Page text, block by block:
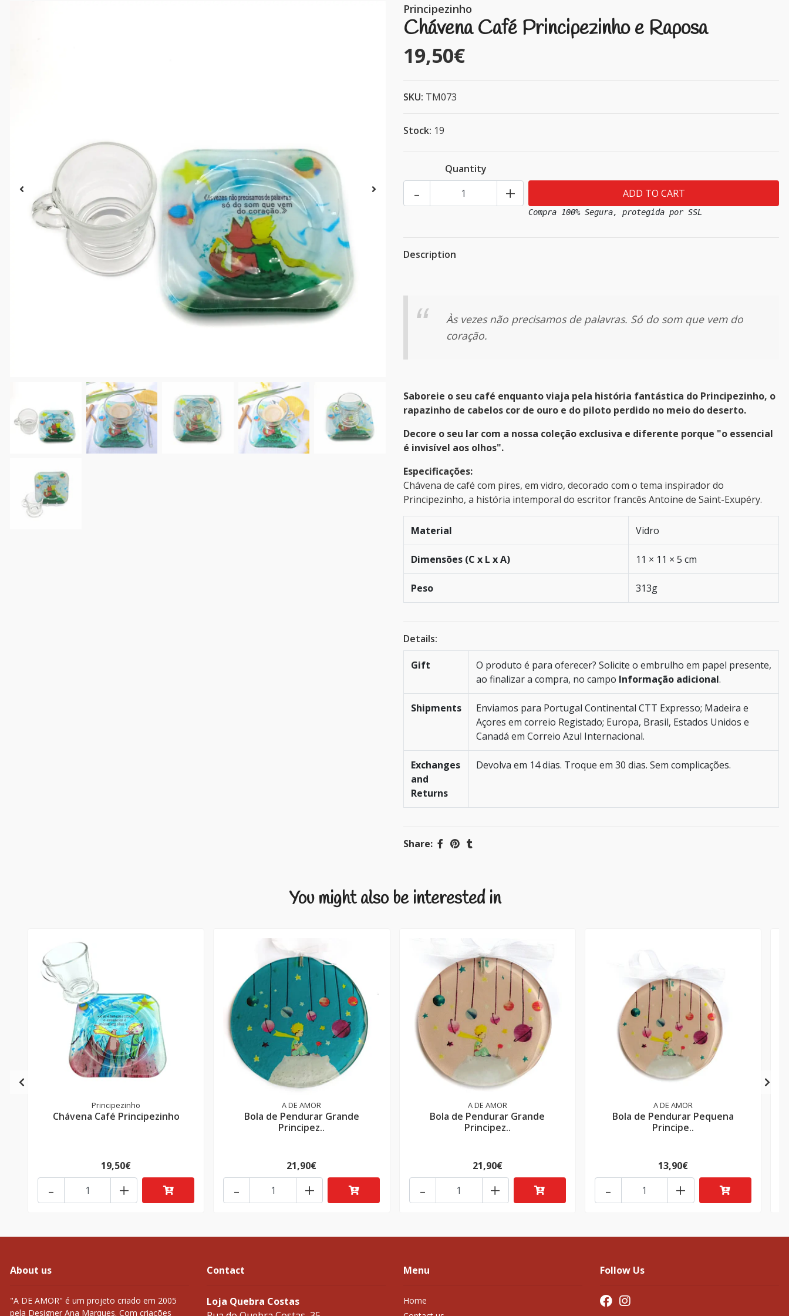
Principezinho
Chávena Café Principezinho e Raposa
19,50€
SKU: TM073
Stock: 19
Quantity
+
-
Compra 100% Segura, protegida por SSL
Description
Às vezes não precisamos de palavras. Só do som que vem do
coração.
Saboreie o seu café enquanto viaja pela história fantástica do Principezinho, o
rapazinho de cabelos cor de ouro e do piloto perdido no meio do deserto.
Decore o seu lar com a nossa coleção exclusiva e diferente porque "o essencial
é invisível aos olhos".
Especificações:
Chávena de café com pires, em vidro, decorado com o tema inspirador do
Principezinho, a história intemporal do escritor francês Antoine de Saint-Exupéry.
Material Vidro
Dimensões (C x L x A) 11 × 11 × 5 cm
Peso 313g
Details:
Gift
O produto é para oferecer? Solicite o embrulho em papel presente,
ao finalizar a compra, no campo Informação adicional.
Shipments
Enviamos para Portugal Continental CTT Expresso; Madeira e
Açores em correio Registado; Europa, Brasil, Estados Unidos e
Canadá em Correio Azul Internacional.
Exchanges
and
Returns
Devolva em 14 dias. Troque em 30 dias. Sem complicações.
Share:
You might also be interested in
Principezinho
Chávena Café Principezinho
19,50€
+
-
A DE AMOR
Bola de Pendurar Grande
Principez..
21,90€
+
-
A DE AMOR
Bola de Pendurar Grande
Principez..
21,90€
+
-
A DE AMOR
Bola de Pendurar Pequena
Principe..
13,90€
+
-
About us
"A DE AMOR" é um projeto criado em 2005
pela Designer Ana Marques. Com criações
Contact
Loja Quebra Costas
Menu
Home
Follow Us